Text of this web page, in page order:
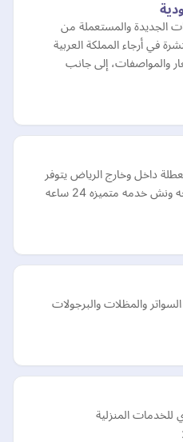
الجديدة والمستعملة من
في أرجاء المملكة العربية
والمواصفات، إلى جانب
داخل وخارج الرياض يتوفر
سطحه هيدروليك فل داون , سطحه ونش خدمه متميزه 24 ساعه
والمظلات والبرجولات
للخدمات المنزلية